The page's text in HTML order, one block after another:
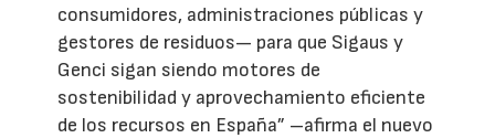
consumidores, administraciones públicas y
gestores de residuos— para que Sigaus y
Genci sigan siendo motores de
sostenibilidad y aprovechamiento eficiente
de los recursos en España” –afirma el nuevo